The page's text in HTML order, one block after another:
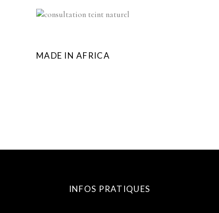
MADE IN AFRICA
INFOS PRATIQUES